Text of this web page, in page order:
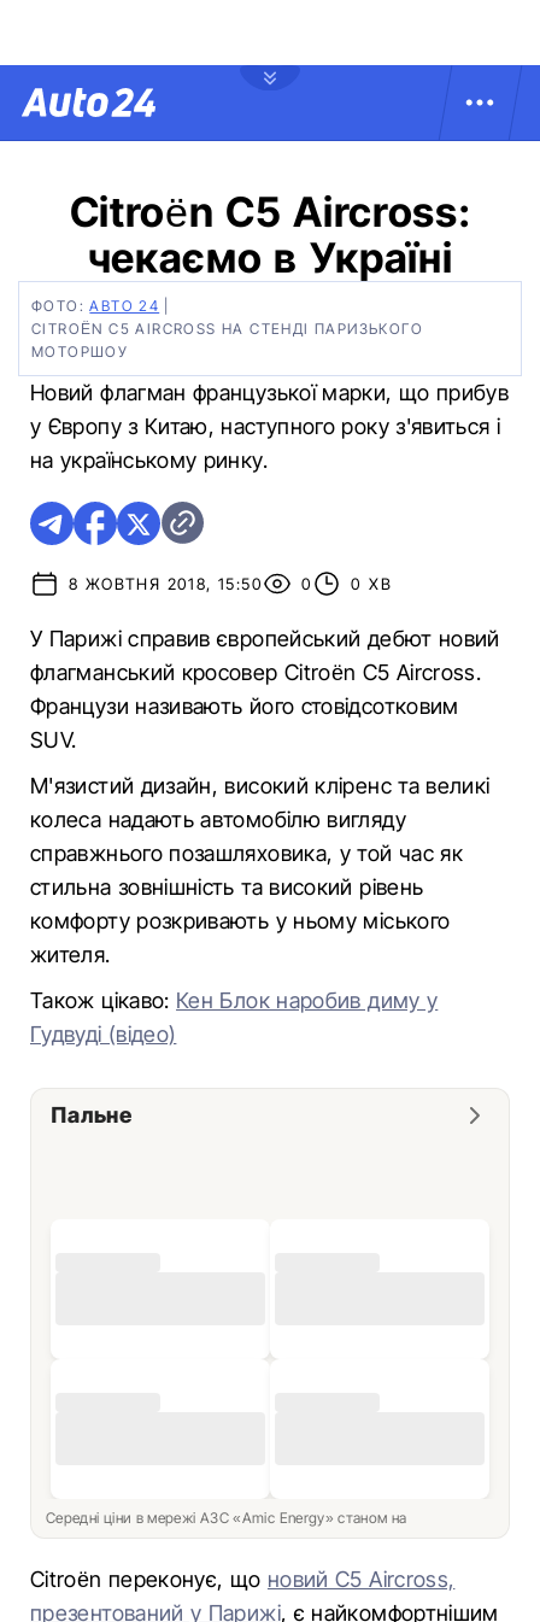
Citroën C5 Aircross:
чекаємо в Україні
ФОТО:АВТО 24
CITROËN C5 AIRCROSS НА СТЕНДІ ПАРИЗЬКОГО
МОТОРШОУ
Новий флагман французької марки, що прибув
у Європу з Китаю, наступного року з'явиться і
на українському ринку.
8 ЖОВТНЯ 2018, 15:50 0 0 ХВ
У Парижі справив європейський дебют новий
флагманський кросовер Citroën C5 Aircross.
Французи називають його стовідсотковим
SUV.
М'язистий дизайн, високий кліренс та великі
колеса надають автомобілю вигляду
справжнього позашляховика, у той час як
стильна зовнішність та високий рівень
комфорту розкривають у ньому міського
жителя.
Також цікаво: Кен Блок наробив диму у
Гудвуді (відео)
Пальне
Середні ціни в мережі АЗС «Amic Energy» станом на
Citroën переконує, що новий C5 Aircross,
презентований у Парижі, є найкомфортнішим